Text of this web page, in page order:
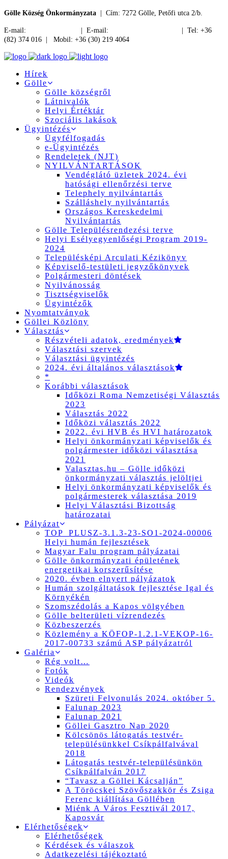
Gölle Község Önkormányzata | Cím: 7272 Gölle, Petőfi utca 2/b.
E-mail: | E-mail:
| Tel: +36
(82) 374 016 | Mobil: +36 (30) 219 4064
Hírek
Gölle
Gölle községről
Látnivalók
Helyi Értéktár
Szociális lakások
Ügyintézés
Ügyfélfogadás
e-Ügyintézés
Rendeletek (NJT)
NYILVÁNTARTÁSOK
Vendéglátó üzletek 2024. évi
hatósági ellenőrzési terve
Telephely nyilvántartás
Szálláshely nyilvántartás
Országos Kereskedelmi
Nyilvántartás
Gölle Településrendezési terve
Helyi Esélyegyenlőségi Program 2019-
2024
Településképi Arculati Kézikönyv
Képviselő-testületi jegyzőkönyvek
Polgármesteri döntések
Nyilvánosság
Tisztségviselők
Ügyintézők
Nyomtatványok
Göllei Közlöny
Választás
Részvételi adatok, eredmények
Választási szervek
Választási ügyintézés
2024. évi általános választások
*
Korábbi választások
Időközi Roma Nemzetiségi Választás
2023
Választás 2022
Időközi választás 2022
2022. évi HVB és HVI határozatok
Helyi önkormányzati képviselők és
polgármester időközi választása
2021
Valasztas.hu – Gölle időközi
önkormányzati választás jelöltjei
Helyi önkormányzati képviselők és
polgármesterek választása 2019
Helyi Választási Bizottság
határozatai
Pályázat
TOP_PLUSZ-3.1.3-23-SO1-2024-00006
Helyi humán fejlesztések
Magyar Falu program pályázatai
Gölle önkormányzati épületének
energetikai korszerűsítése
2020. évben elnyert pályázatok
Humán szolgáltatások fejlesztése Igal és
Környékén
Szomszédolás a Kapos völgyében
Gölle belterületi vízrendezés
Közbeszerzés
Közlemény a KÖFOP-1.2.1-VEKOP-16-
2017-00733 számú ASP pályázatról
Galéria
Rég volt…
Fotók
Videók
Rendezvények
Szüreti Felvonulás 2024. október 5.
Falunap 2023
Falunap 2021
Göllei Gasztro Nap 2020
Kölcsönös látogatás testvér-
településünkkel Csíkpálfalvával
2018
Látogatás testvér-településünkön
Csíkpálfalván 2017
“Tavasz a Göllei Kácsalján”
A Töröcskei Szövőszakkör és Zsiga
Ferenc kiállítása Göllében
Miénk A Város Fesztivál 2017,
Kaposvár
Elérhetőségek
Elérhetőségek
Kérdések és válaszok
Adatkezelési tájékoztató